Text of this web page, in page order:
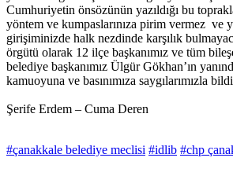
Cumhuriyetin önsözünün yazıldığı bu
yöntem ve kumpaslarınıza pirim vermez ve
girişiminizde halk nezdinde karşılık
örgütü olarak 12 ilçe başkanımız ve tüm
belediye başkanımız Ülgür Gökhan’ın
kamuoyuna ve basınımıza saygılarımızla
Şerife Erdem – Cuma Deren
#çanakkale belediye meclisi #idlib #chp